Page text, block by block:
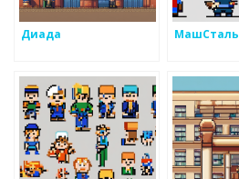
Диада МашСталь